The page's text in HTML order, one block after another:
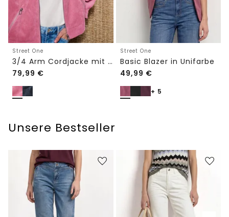
Street One
3/4 Arm Cordjacke mit Hemdkragen
79,99 €
Street One
Basic Blazer in Unifarbe
49,99 €
+ 5
Unsere Bestseller